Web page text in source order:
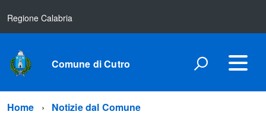
Regione Calabria
Comune di Cutro
Home Notizie dal Comune